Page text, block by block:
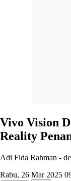
Vivo Vision
Reality
Adi Fida Rahman -
Rabu, 26 Mar 2025